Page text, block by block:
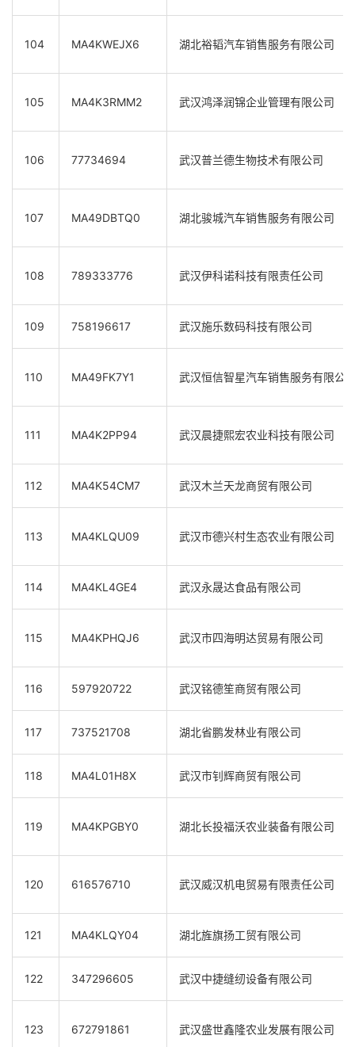
104 MA4KWEJX6 湖北裕韬汽车销售服务有限公司
105 MA4K3RMM2 武汉鸿泽润锦企业管理有限公司
106 77734694 武汉普兰德生物技术有限公司
107 MA49DBTQ0 湖北骏城汽车销售服务有限公司
108 789333776 武汉伊科诺科技有限责任公司
109 758196617 武汉施乐数码科技有限公司
110 MA49FK7Y1 武汉恒信智星汽车销售服务有限公
111 MA4K2PP94 武汉晨捷熙宏农业科技有限公司
112 MA4K54CM7 武汉木兰天龙商贸有限公司
113 MA4KLQU09 武汉市德兴村生态农业有限公司
114 MA4KL4GE4 武汉永晟达食品有限公司
115 MA4KPHQJ6 武汉市四海明达贸易有限公司
116 597920722 武汉铭德笙商贸有限公司
117 737521708 湖北省鹏发林业有限公司
118 MA4L01H8X 武汉市钊辉商贸有限公司
119 MA4KPGBY0 湖北长投福沃农业装备有限公司
120 616576710 武汉威汉机电贸易有限责任公司
121 MA4KLQY04 湖北旌旗扬工贸有限公司
122 347296605 武汉中捷缝纫设备有限公司
123 672791861 武汉盛世鑫隆农业发展有限公司